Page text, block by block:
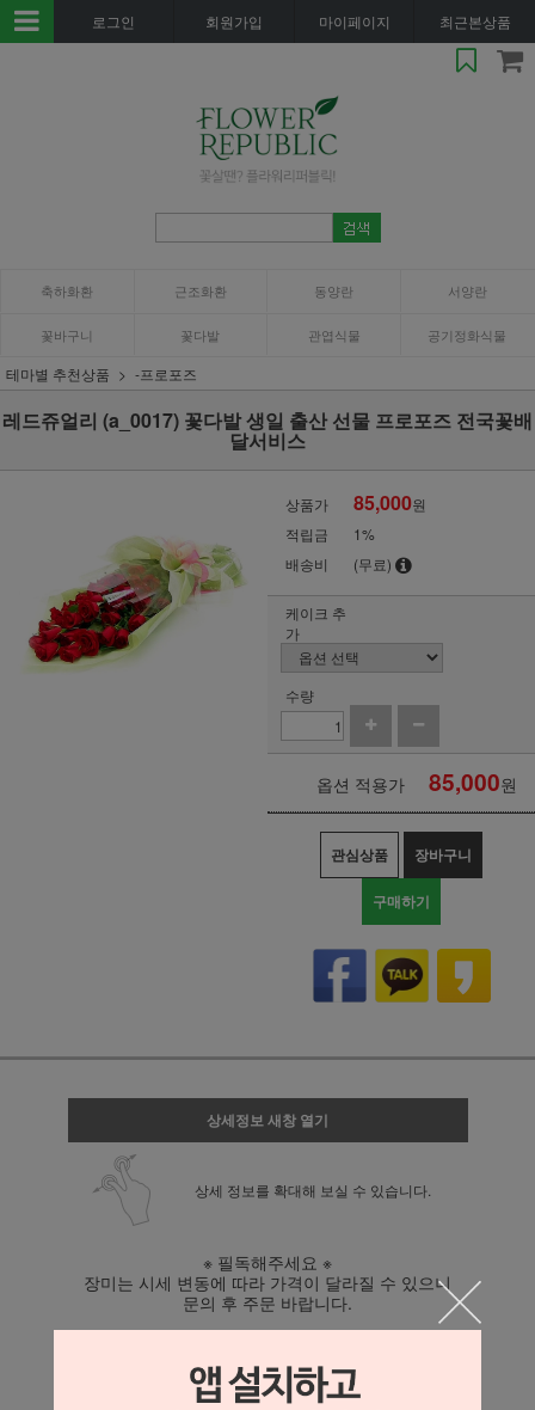
로그인 회원가입 마이페이지 최근본상품
축하화환 근조화환 동양란 서양란
꽃바구니 꽃다발 관엽식물 공기정화식물
테마별 추천상품 -프로포즈
레드쥬얼리 (a_0017) 꽃다발 생일 출산 선물 프로포즈 전국꽃배
달서비스
상품가 85,000원
적립금
1%
배송비
(무료)
케이크 추
가
수량
옵션 적용가 85,000원
관심상품 장바구니
구매하기
상세정보 새창 열기
상세 정보를 확대해 보실 수 있습니다.
※ 필독해주세요 ※
장미는 시세 변동에 따라 가격이 달라질 수 있으니
문의 후 주문 바랍니다.